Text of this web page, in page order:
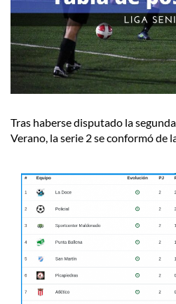
Tras haberse disputado la
Verano, la serie 2 se conformó de